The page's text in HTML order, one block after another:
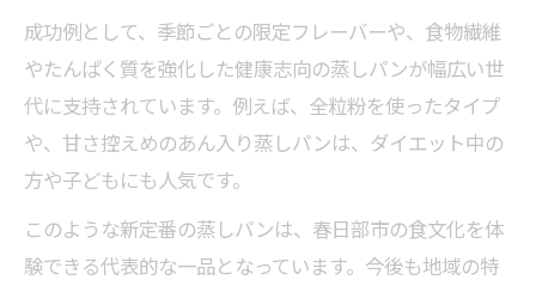
成功例として、季節ごとの限定フレーバーや、食物繊維
やたんぱく質を強化した健康志向の蒸しパンが幅広い世
代に支持されています。例えば、全粒粉を使ったタイプ
や、甘さ控えめのあん入り蒸しパンは、ダイエット中の
方や子どもにも人気です。
このような新定番の蒸しパンは、春日部市の食文化を体
験できる代表的な一品となっています。今後も地域の特